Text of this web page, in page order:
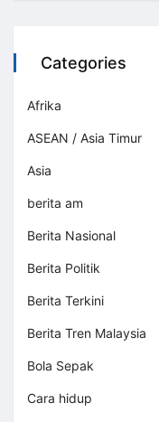
Categories
Afrika
ASEAN / Asia Timur
Asia
berita am
Berita Nasional
Berita Politik
Berita Terkini
Berita Tren Malaysia
Bola Sepak
Cara hidup